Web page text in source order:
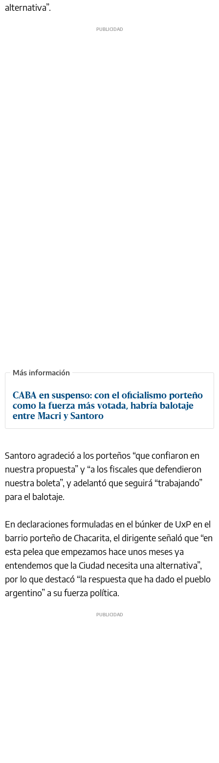
alternativa”.
CABA en suspenso: con el oficialismo porteño
como la fuerza más votada, habría balotaje
entre Macri y Santoro
Santoro agradeció a los porteños “que confiaron en
nuestra propuesta” y “a los fiscales que defendieron
nuestra boleta”, y adelantó que seguirá “trabajando”
para el balotaje.
En declaraciones formuladas en el búnker de UxP en el
barrio porteño de Chacarita, el dirigente señaló que “en
esta pelea que empezamos hace unos meses ya
entendemos que la Ciudad necesita una alternativa”,
por lo que destacó “la respuesta que ha dado el pueblo
argentino” a su fuerza política.